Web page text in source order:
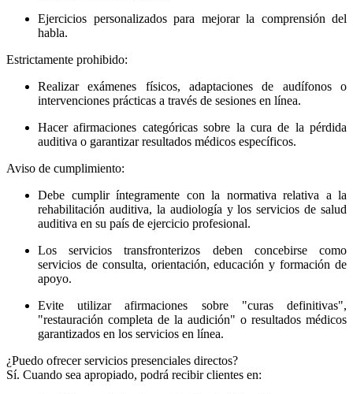
Ejercicios personalizados para mejorar la comprensión del
habla.
Estrictamente prohibido:
Realizar exámenes físicos, adaptaciones de audífonos o
intervenciones prácticas a través de sesiones en línea.
Hacer afirmaciones categóricas sobre la cura de la pérdida
auditiva o garantizar resultados médicos específicos.
Aviso de cumplimiento:
Debe cumplir íntegramente con la normativa relativa a la
rehabilitación auditiva, la audiología y los servicios de salud
auditiva en su país de ejercicio profesional.
Los servicios transfronterizos deben concebirse como
servicios de consulta, orientación, educación y formación de
apoyo.
Evite utilizar afirmaciones sobre "curas definitivas",
"restauración completa de la audición" o resultados médicos
garantizados en los servicios en línea.
¿Puedo ofrecer servicios presenciales directos?
Sí. Cuando sea apropiado, podrá recibir clientes en: